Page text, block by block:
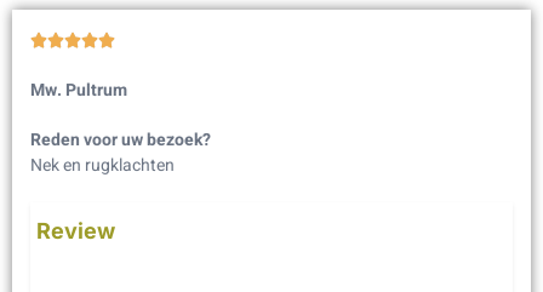

Mw. Pultrum
Reden voor uw bezoek?
Nek en rugklachten
Review